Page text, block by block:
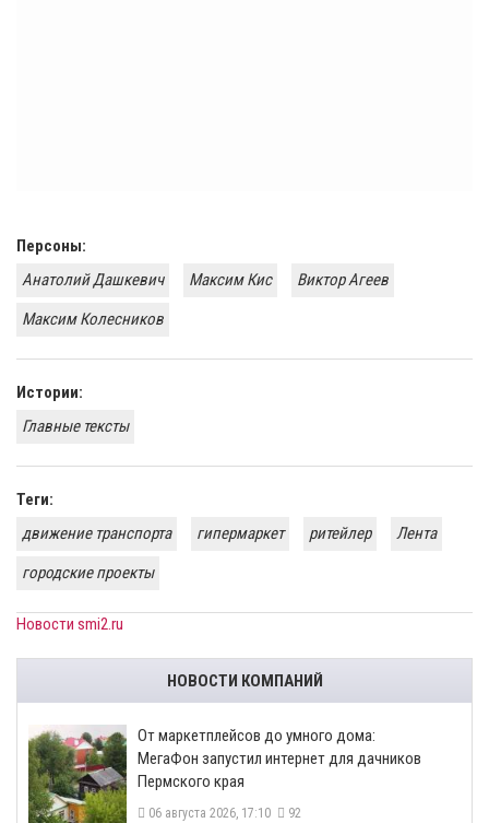
Персоны:
Анатолий Дашкевич
Максим Кис
Виктор Агеев
​Максим Колесников
Истории:
Главные тексты
Теги:
движение транспорта
гипермаркет ритейлер
Лента
городские проекты
Новости smi2.ru
НОВОСТИ КОМПАНИЙ
От маркетплейсов до умного дома:
МегаФон запустил интернет для дачников
Пермского края
06 августа 2026, 17:10 92